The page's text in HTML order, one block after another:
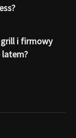
i firmowy